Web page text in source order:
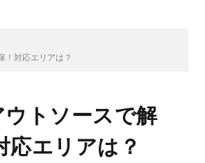
！対応エリアは？
トソースで解
応エリアは？